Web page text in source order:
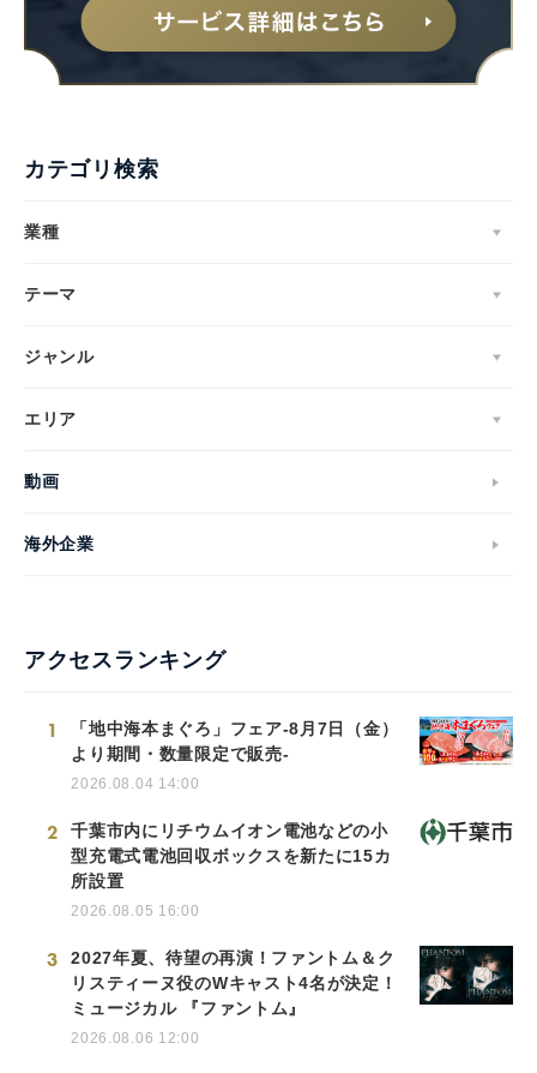
カテゴリ検索
業種
テーマ
ジャンル
エリア
動画
海外企業
アクセスランキング
1
「地中海本まぐろ」フェア-8月7日（金）
より期間・数量限定で販売-
2026.08.04 14:00
2
千葉市内にリチウムイオン電池などの小
型充電式電池回収ボックスを新たに15カ
所設置
2026.08.05 16:00
3
2027年夏、待望の再演！ファントム＆ク
リスティーヌ役のWキャスト4名が決定！
ミュージカル 『ファントム』
2026.08.06 12:00